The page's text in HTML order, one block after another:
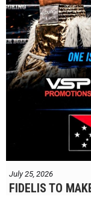
July 25, 2026
FIDELIS TO